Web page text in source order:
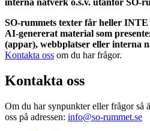
interna nätverk o.s.v. utanför SO-
SO-rummets texter får heller
AI-genererat material som
(appar), webbplatser eller interna
Kontakta oss om du har frågor.
Kontakta oss
Om du har synpunkter eller frågor så
oss på adressen: info@so-rummet.se